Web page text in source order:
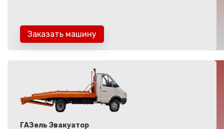
Заказать машину
ГАЗель Эвакуатор